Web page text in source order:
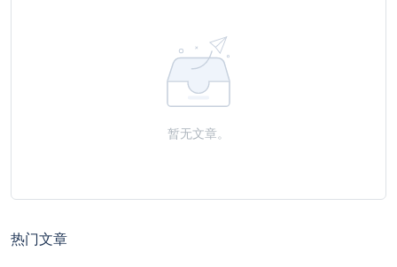
暂无文章。
热门文章